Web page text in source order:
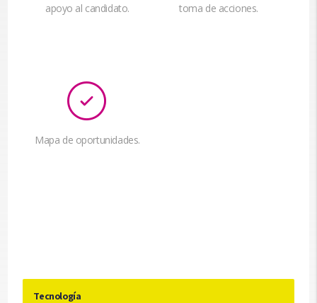
apoyo al candidato.
toma de acciones.
Mapa de oportunidades.
Tecnología